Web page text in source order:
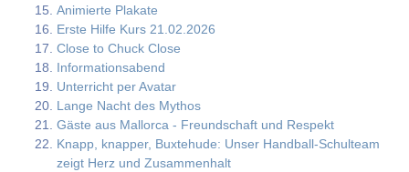
Animierte Plakate
Erste Hilfe Kurs 21.02.2026
Close to Chuck Close
Informationsabend
Unterricht per Avatar
Lange Nacht des Mythos
Gäste aus Mallorca - Freundschaft und Respekt
Knapp, knapper, Buxtehude: Unser Handball-Schulteam
zeigt Herz und Zusammenhalt